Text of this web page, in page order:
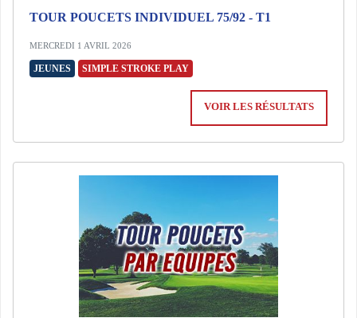
TOUR POUCETS INDIVIDUEL 75/92 - T1
MERCREDI 1 AVRIL 2026
JEUNES SIMPLE STROKE PLAY
VOIR LES RÉSULTATS